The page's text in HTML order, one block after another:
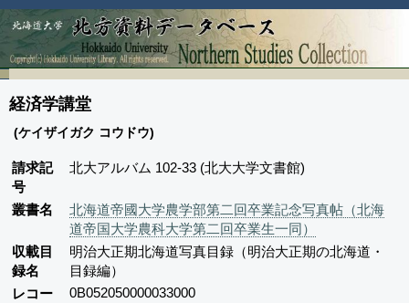
経済学講堂
(ケイザイガク コウドウ)
請求記
号
北大アルバム 102-33 (北大大学文書館)
叢書名
北海道帝國大学農学部第二回卒業記念写真帖（北海
道帝国大学農科大学第二回卒業生一同）
収載目
録名
明治大正期北海道写真目録（明治大正期の北海道・
目録編）
レコー
0B052050000033000